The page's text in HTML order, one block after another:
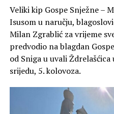
Veliki kip Gospe Snježne –
Isusom u naručju,
Milan Zgrablić za vrijeme
predvodio na blagdan
od Sniga u uvali
srijedu, 5. kolovoza.